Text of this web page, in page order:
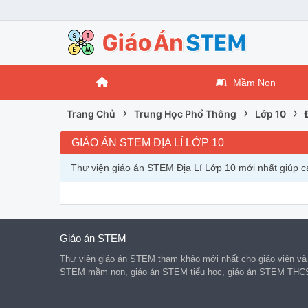
Mầm Non
Trang Chủ › Trung Học Phổ Thông › Lớp 10 ›
GIÁO ÁN STEM ĐỊA LÍ LỚP 10
Thư viện giáo án STEM Địa Lí Lớp 10 mới nhất giúp
Giáo án STEM
Thư viện giáo án STEM tham khảo mới nhất cho giáo viên
STEM mầm non, giáo án STEM tiểu học, giáo án STEM